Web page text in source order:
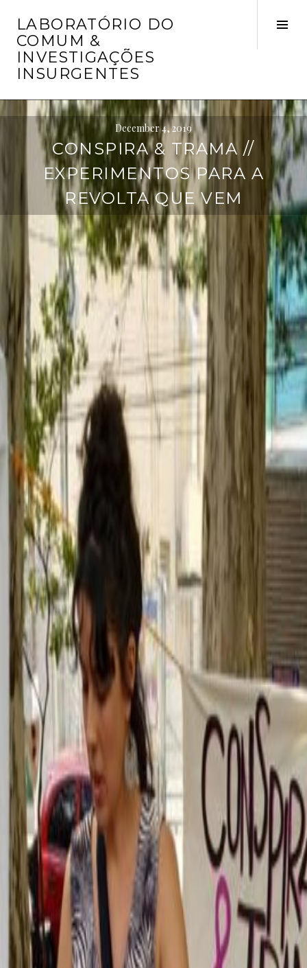
content
LABORATÓRIO DO
COMUM &
INVESTIGAÇÕES
INSURGENTES
December 4, 2019
CONSPIRA & TRAMA //
EXPERIMENTOS PARA A
REVOLTA QUE VEM